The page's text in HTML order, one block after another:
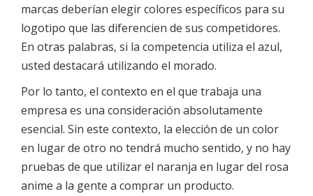
marcas deberían elegir colores específicos para su
logotipo que las diferencien de sus competidores.
En otras palabras, si la competencia utiliza el azul,
usted destacará utilizando el morado.
Por lo tanto, el contexto en el que trabaja una
empresa es una consideración absolutamente
esencial. Sin este contexto, la elección de un color
en lugar de otro no tendrá mucho sentido, y no hay
pruebas de que utilizar el naranja en lugar del rosa
anime a la gente a comprar un producto.